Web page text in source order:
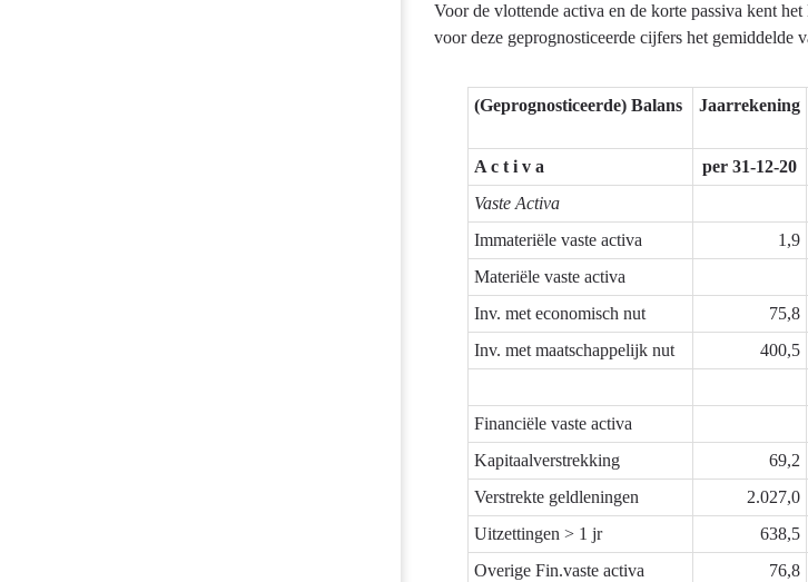
Voor de vlottende activa en de korte passiva kent
voor deze geprognosticeerde cijfers het gemiddelde
(Geprognosticeerde) Balans Jaarrekening
A c t i v a
per 31-12-20
Vaste Activa
Immateriële vaste activa
1,9
Materiële vaste activa
Inv. met economisch nut
75,8
Inv. met maatschappelijk nut
400,5
Financiële vaste activa
Kapitaalverstrekking
69,2
Verstrekte geldleningen
2.027,0
Uitzettingen > 1 jr
638,5
Overige Fin.vaste activa
76,8